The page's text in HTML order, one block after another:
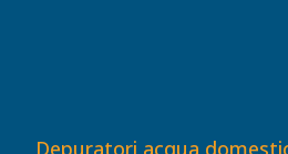
Depuratori acqua